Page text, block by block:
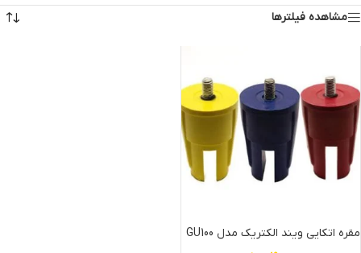
مشاهده فیلترها
مقره اتکایی ویند الکتریک مدل GU100